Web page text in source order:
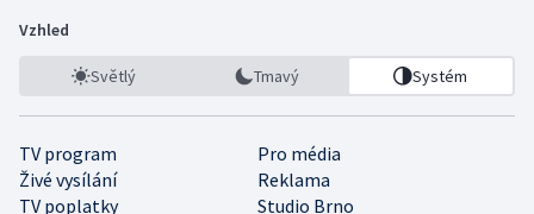
Vzhled
Světlý Tmavý Systém
TV program
Pro média
Živé vysílání
Reklama
TV poplatky
Studio Brno